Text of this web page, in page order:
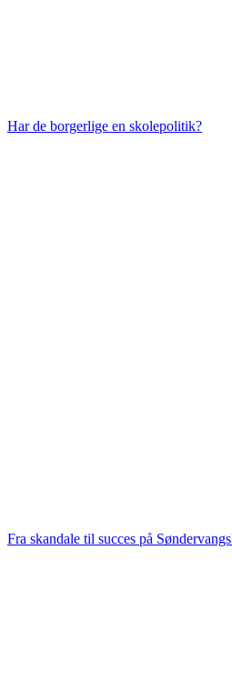
Har de borgerlige en skolepolitik?
Fra skandale til succes på